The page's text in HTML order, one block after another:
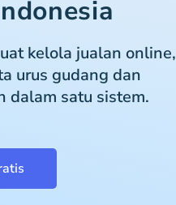
kelola jualan online,
urus gudang dan
dalam satu sistem.